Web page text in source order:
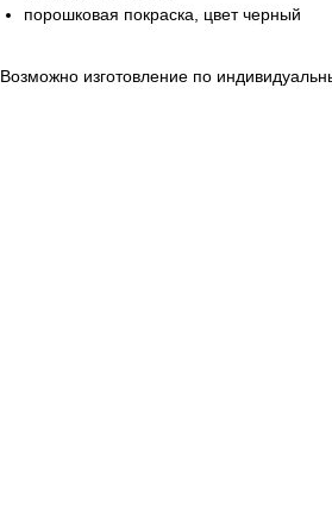
порошковая покраска, цвет черный
Возможно изготовление по